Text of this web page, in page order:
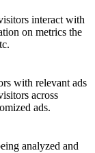
interact with
on metrics the
with relevant ads
across
ads.
analyzed and